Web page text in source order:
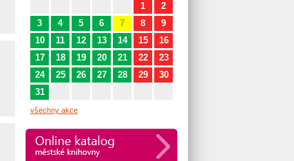
1
2
3
4 5 6 7 8
9
10
11 12 13 14 15
16
17
18 19 20 21 22
23
24
25 26 27 28 29
30
31
všechny akce